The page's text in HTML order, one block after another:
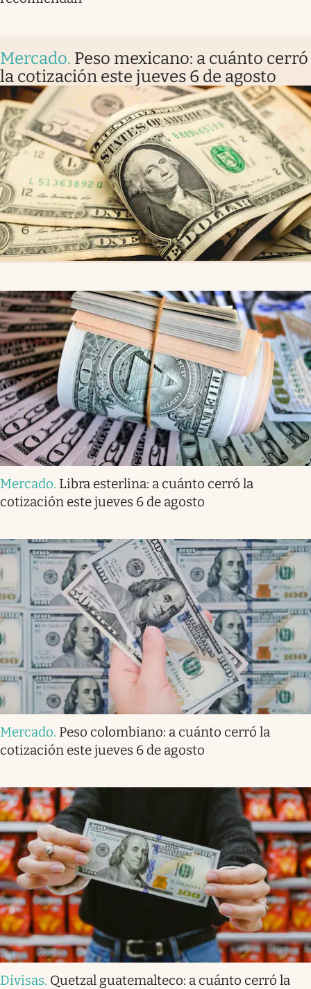
Mercado. Peso mexicano: a cuánto cerró
la cotización este jueves 6 de agosto
Mercado. Libra esterlina: a cuánto cerró la
cotización este jueves 6 de agosto
Mercado. Peso colombiano: a cuánto cerró la
cotización este jueves 6 de agosto
Divisas. Quetzal guatemalteco: a cuánto cerró la